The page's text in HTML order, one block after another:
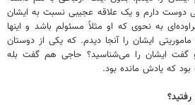
دوست دارم و یک علاقه عجیبی نسبت به ایشان
به نحوی که او مثلاً مسئولم باشد و اینها
من منطقه ماموریتی ایشان را آنجا دیدم. که یکی از دوستان
گفت ایشان را می‌شناسید؟ حاجی هم گفت بله
که یادش مانده بود.